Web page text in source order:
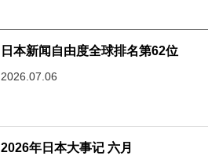
日本新闻自由度全球排名第62位
2026.07.06
2026年日本大事记 六月